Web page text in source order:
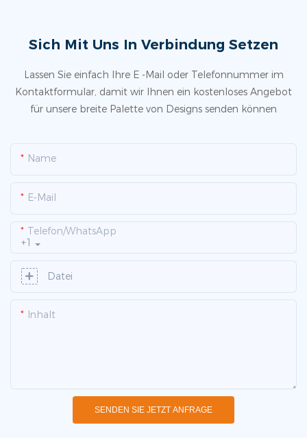
Sich Mit Uns In Verbindung Setzen
Lassen Sie einfach Ihre E -Mail oder Telefonnummer im
Kontaktformular, damit wir Ihnen ein kostenloses Angebot
für unsere breite Palette von Designs senden können
Name
E-Mail
+1
Telefon/WhatsApp
Datei
Inhalt
SENDEN SIE JETZT ANFRAGE